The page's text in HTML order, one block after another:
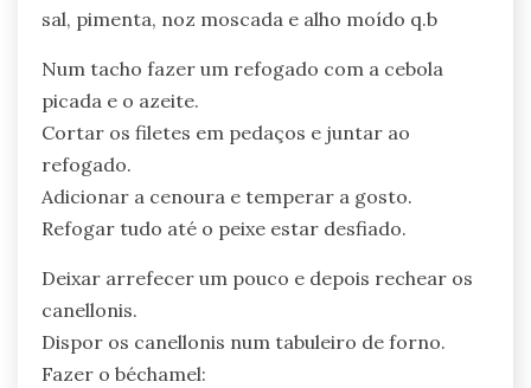
sal, pimenta, noz moscada e alho moído q.b
Num tacho fazer um refogado com a cebola
picada e o azeite.
Cortar os filetes em pedaços e juntar ao
refogado.
Adicionar a cenoura e temperar a gosto.
Refogar tudo até o peixe estar desfiado.
Deixar arrefecer um pouco e depois rechear os
canellonis.
Dispor os canellonis num tabuleiro de forno.
Fazer o béchamel: